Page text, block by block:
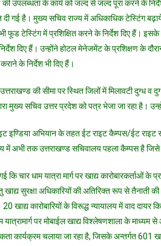
उपलब्धता के कार्य को जल्द से जल्द पूरा करने के
दी गई है। मुख्य सचिव राज्य में अधिकाधिक टेस्टिंग
फूड टेस्टिंग में प्रशिक्षित करने के निर्देश दिए हैं।
दिए हैं। उन्होंने होटल मेनेजमेंट के प्रशिक्षण के
के निर्देश भी दिए हैं।
की सीमा पर स्थित जिलों में मिलावटी दुग्ध व
मुख्य सचिव उत्तर प्रदेश को पत्र भेजा जा रहा है।
इण्डिया अभियान के तहत ईट राइट कैम्पस/ईट
में अभी तक उत्तराखण्ड सचिवालय पहला कैम्पस है जिसे
कि चार धाम यात्रा मार्ग पर खाद्य कारोबारकर्ताओं के
सुरक्षा अधिकारियों की अतिरिक्त रूप से तैनाती
खाद्य कारोबारियों के विरूद्ध न्यायालय में वाद दायर
यात्रामार्ग पर मोबाईल खाद्य विश्लेषणशाला के
कार्यक्रम चलाया जा रहा है, जिसके अन्तर्गत 601